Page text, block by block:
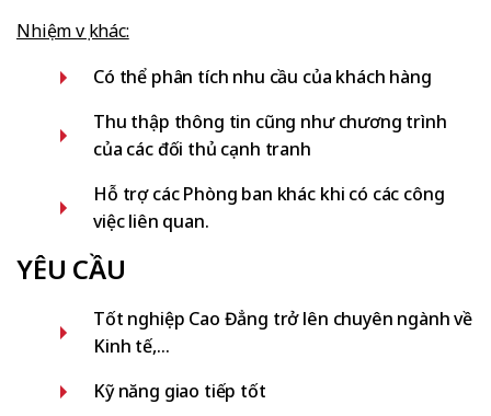
Nhiệm vụ khác:
Có thể phân tích nhu cầu của khách hàng
Thu thập thông tin cũng như chương trình
của các đối thủ cạnh tranh
Hỗ trợ các Phòng ban khác khi có các công
việc liên quan.
YÊU CẦU
Tốt nghiệp Cao Đẳng trở lên chuyên ngành về
Kinh tế,…
Kỹ năng giao tiếp tốt